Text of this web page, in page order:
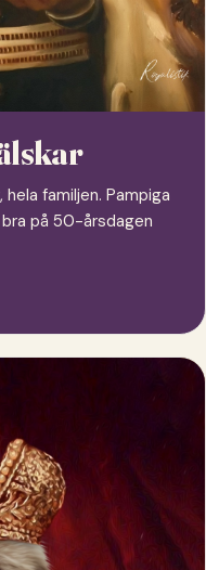
familjen. Pampiga
på 50-årsdagen